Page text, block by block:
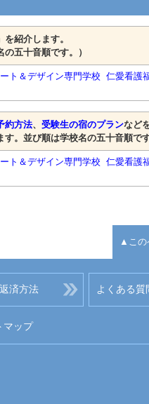
紹介します。
五十音順です。）
ト＆デザイン専門学校 仁愛看護
約方法、 受験生の宿のプランなど
。並び順は学校名の五十音順です
ト＆デザイン専門学校 仁愛看護
▲この
済方法 よくある質
マップ